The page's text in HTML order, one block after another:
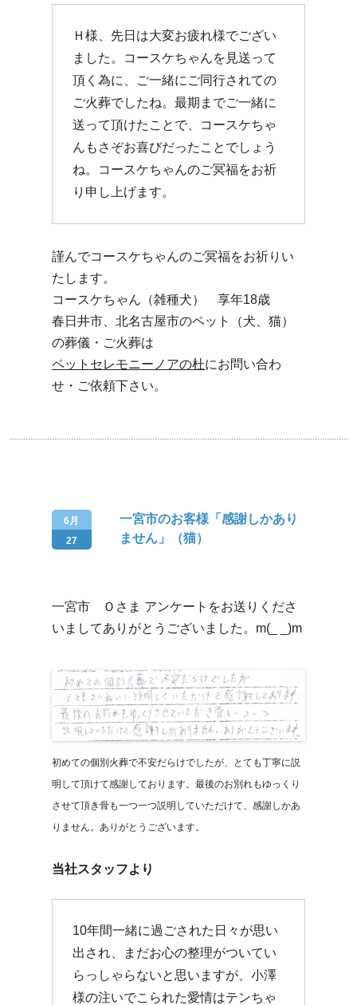
Ｈ様、先日は大変お疲れ様でござい
ました。コースケちゃんを見送って
頂く為に、ご一緒にご同行されての
ご火葬でしたね。最期までご一緒に
送って頂けたことで、コースケちゃ
んもさぞお喜びだったことでしょう
ね。コースケちゃんのご冥福をお祈
り申し上げます。
謹んでコースケちゃんのご冥福をお祈りい
たします。
コースケちゃん（雑種犬） 享年18歳
春日井市、北名古屋市のペット（犬、猫）
の葬儀・ご火葬は
ペットセレモニーノアの杜にお問い合わ
せ・ご依頼下さい。
6月
27
一宮市のお客様「感謝しかあり
ません」（猫）
一宮市 Ｏさま アンケートをお送りくださ
いましてありがとうございました。m(_ _)m
初めての個別火葬で不安だらけでしたが、とても丁寧に説
明して頂けて感謝しております。最後のお別れもゆっくり
させて頂き骨も一つ一つ説明していただけて、感謝しかあ
りません。ありがとうございます。
当社スタッフより
10年間一緒に過ごされた日々が思い
出され、まだお心の整理がついてい
らっしゃらないと思いますが、小澤
様の注いでこられた愛情はテンちゃ